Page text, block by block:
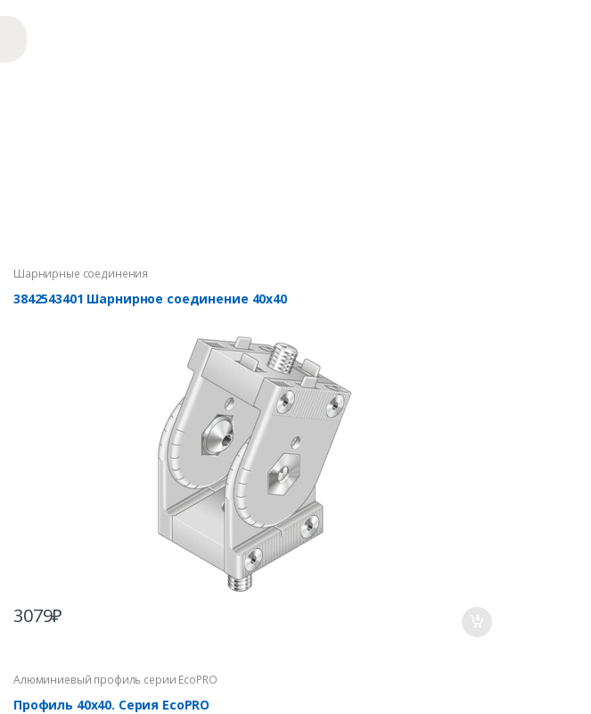
Шарнирные соединения
3842543401 Шарнирное соединение 40х40
3079₽
Алюминиевый профиль серии EcoPRO
Профиль 40х40. Серия EcoPRO